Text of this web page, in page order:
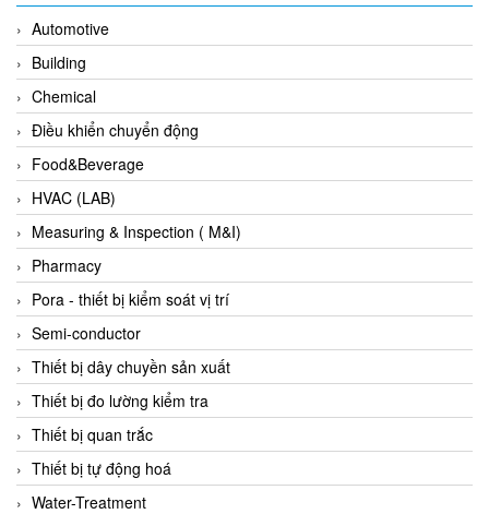
Dongdo Tech
Donghwa Valve
Dongkun
Dosing Pump
DR. NEUMANN Peltier-Technik
Driesen Kern
Dropsa Vietnam
Druck
DSTI
DUCATI
Duclean
Dukin Besko
Dunkermotoren
Durag
Dwyer
Automotive
Building
Chemical
Điều khiển chuyển động
Food&Beverage
HVAC (LAB)
Measuring & Inspection ( M&I)
Pharmacy
Pora - thiết bị kiểm soát vị trí
Semi-conductor
Thiết bị dây chuyền sản xuất
Thiết bị đo lường kiểm tra
Thiết bị quan trắc
Thiết bị tự động hoá
Water-Treatment